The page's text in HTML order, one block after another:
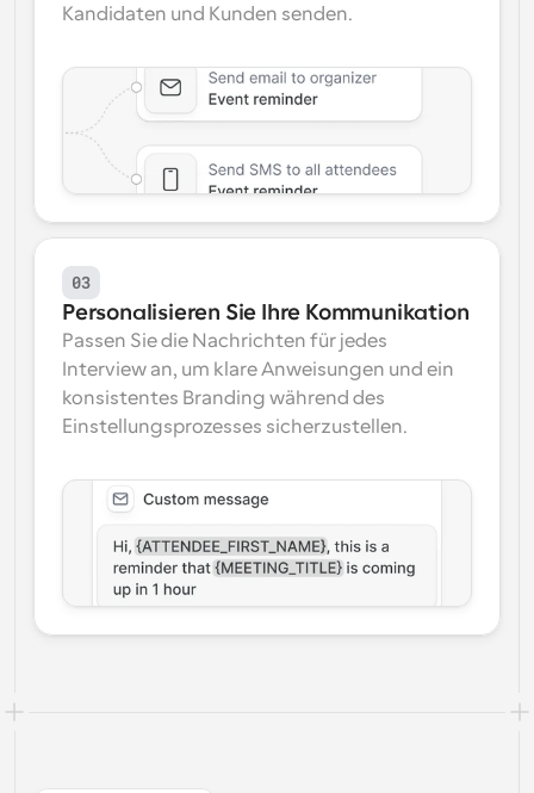
Kandidaten und Kunden senden.
03
Personalisieren Sie Ihre Kommunikation
Passen Sie die Nachrichten für jedes
Interview an, um klare Anweisungen und ein
konsistentes Branding während des
Einstellungsprozesses sicherzustellen.